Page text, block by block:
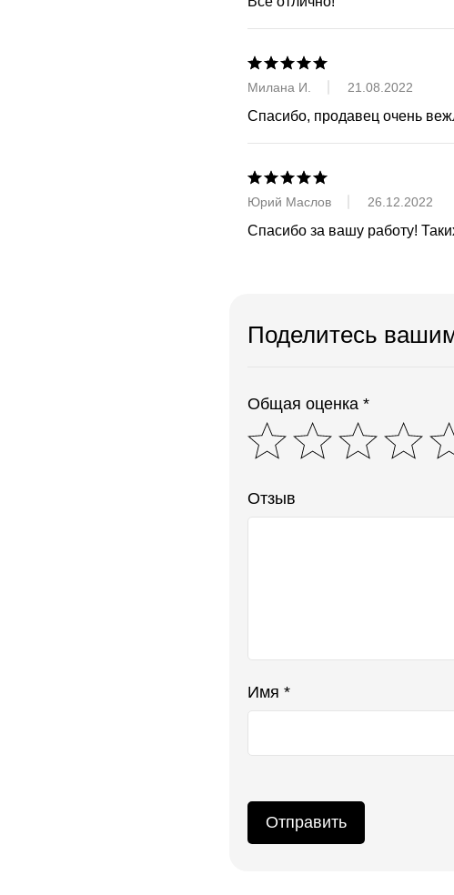
Милана И. 21.08.2022
Спасибо, продавец очень
Юрий Маслов 26.12.2022
Спасибо за вашу работу!
Поделитесь
Общая оценка *
Отзыв
Имя *
Отправить